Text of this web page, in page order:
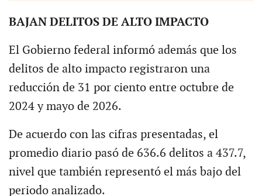
BAJAN DELITOS DE ALTO IMPACTO
El Gobierno federal informó además que los
delitos de alto impacto registraron una
reducción de 31 por ciento entre octubre de
2024 y mayo de 2026.
De acuerdo con las cifras presentadas, el
promedio diario pasó de 636.6 delitos a 437.7,
nivel que también representó el más bajo del
periodo analizado.